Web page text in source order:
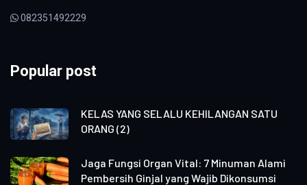
082351492229
Popular post
KELAS YANG SELALU KEHILANGAN SATU
ORANG (2)
Jaga Fungsi Organ Vital: 7 Minuman Alami
Pembersih Ginjal yang Wajib Dikonsumsi